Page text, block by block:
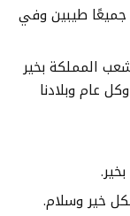
جميعًا طيبين وفي
المملكة بخير
عام وبلادنا
خير وسلام.